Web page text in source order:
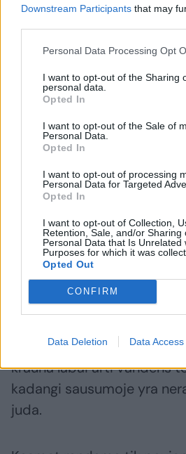
Downstream Participants that may
Personal Data Processing Opt
I want to opt-out of the Sharing
personal data.
Opted In
I want to opt-out of the Sale of
Personal Data.
Opted In
I want to opt-out of processing
Personal Data for Targeted
Opted In
I want to opt-out of Collection,
Retention, Sale, and/or Sharing
Personal Data that Is Unrelated
Purposes for which it was
Opted Out
CONFIRM
Data Deletion Data Access
paukštis, kurio apdaras
nugaroje ir kūno šonuose
dėmėmis, krūtinėje ir kaklo
smulkūs balti dryželiai,
raudonojoje knygoje.
Žiemą paukščio apdaras
ryškaus kontrasto –
smakras, kaklo priekis,
šviesesni. Patino ir patelės
Juodakaklis naras peri
augalų dalių sąnašų,
krauna labai arti vandens
kadangi sausumoje yra
juda.